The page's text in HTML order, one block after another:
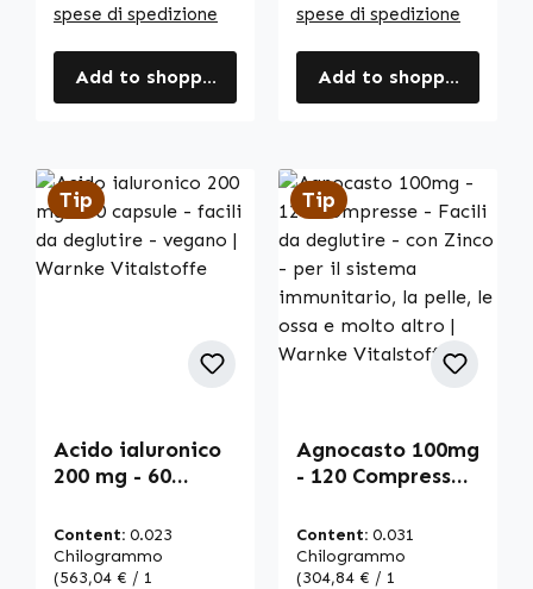
spese di spedizione
Add to shopping cart
spese di spedizione
Add to shopping cart
Tip
Acido ialuronico
200 mg - 60
deglutire -
vegano | Warnke
Vitalstoffe
Content: 0.023
Chilogrammo
(563,04 € / 1
Tip
Agnocasto 100mg
- 120 Compresse -
deglutire - con
Zinco - per il
sistema
Content: 0.031
Chilogrammo
(304,84 € / 1